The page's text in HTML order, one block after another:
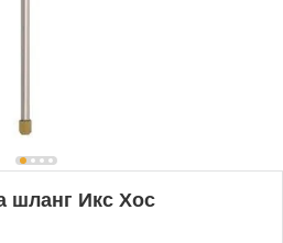
шланг Икс Хос